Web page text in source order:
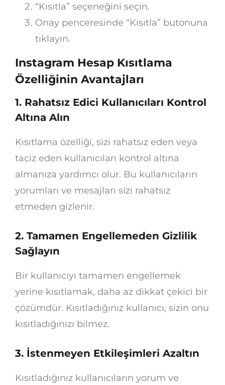
“Kısıtla” seçeneğini seçin.
Onay penceresinde “Kısıtla” butonuna
tıklayın.
Instagram Hesap Kısıtlama
Özelliğinin Avantajları
1. Rahatsız Edici Kullanıcıları Kontrol
Altına Alın
Kısıtlama özelliği, sizi rahatsız eden veya
taciz eden kullanıcıları kontrol altına
almanıza yardımcı olur. Bu kullanıcıların
yorumları ve mesajları sizi rahatsız
etmeden gizlenir.
2. Tamamen Engellemeden Gizlilik
Sağlayın
Bir kullanıcıyı tamamen engellemek
yerine kısıtlamak, daha az dikkat çekici bir
çözümdür. Kısıtladığınız kullanıcı, sizin onu
kısıtladığınızı bilmez.
3. İstenmeyen Etkileşimleri Azaltın
Kısıtladığınız kullanıcıların yorum ve